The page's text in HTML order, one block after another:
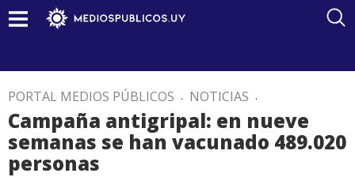
PORTAL MEDIOS PÚBLICOS . NOTICIAS .
Campaña antigripal: en nueve
semanas se han vacunado 489.020
personas